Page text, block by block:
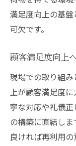
満足度向上の基
可欠です。
顧客満足度向上
現場での取り組
上が顧客満足度
寧な対応や礼儀
の構築に直結し
良ければ再利用の